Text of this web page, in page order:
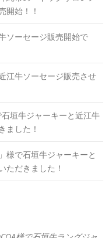
開始！！
ソーセージ販売開始で
江牛ソーセージ販売させ
垣牛ジャーキーと近江牛
ました！
様で石垣牛ジャーキーと
ただきました！